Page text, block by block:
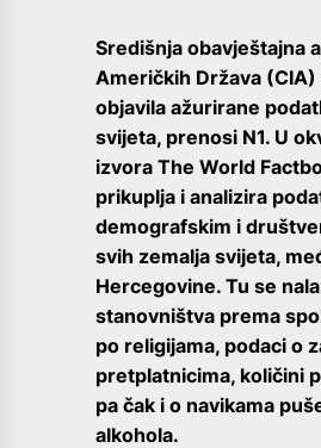
Središnja obavještajna
Američkih Država
objavila ažurirane
svijeta, prenosi N1. U
izvora The World
prikuplja i analizira
demografskim i
svih zemalja svijeta,
Hercegovine. Tu se
stanovništva prema
po religijama, podaci o
pretplatnicima, količini
pa čak i o navikama
alkohola.